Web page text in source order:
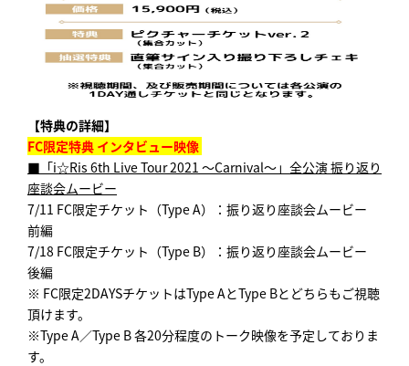
【特典の詳細】
FC限定特典 インタビュー映像
■「i☆Ris 6th Live Tour 2021 ～Carnival～」全公演 振り返り
座談会ムービー
7/11 FC限定チケット（Type A）：振り返り座談会ムービー
前編
7/18 FC限定チケット（Type B）：振り返り座談会ムービー
後編
※ FC限定2DAYSチケットはType AとType Bとどちらもご視聴
頂けます。
※Type A／Type B 各20分程度のトーク映像を予定しておりま
す。